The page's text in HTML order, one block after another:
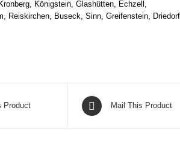
Königstein, Glashütten, Echzell,
Reiskirchen, Buseck, Sinn, Greifenstein, Driedorf
Product Mail This Product